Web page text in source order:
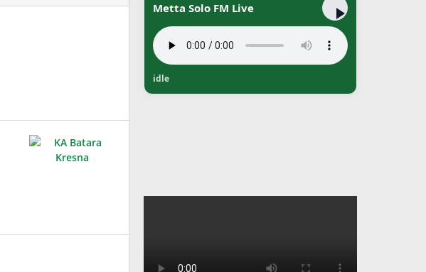
Metta Solo FM Live
idle